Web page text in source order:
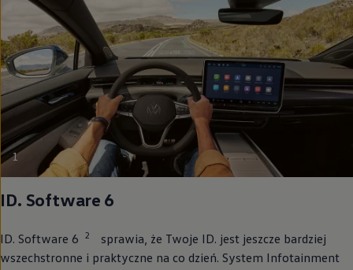
1
ID. Software 6
ID. Software 6 2
sprawia, że Twoje ID. jest jeszcze bardziej
wszechstronne i praktyczne na co dzień. System Infotainment